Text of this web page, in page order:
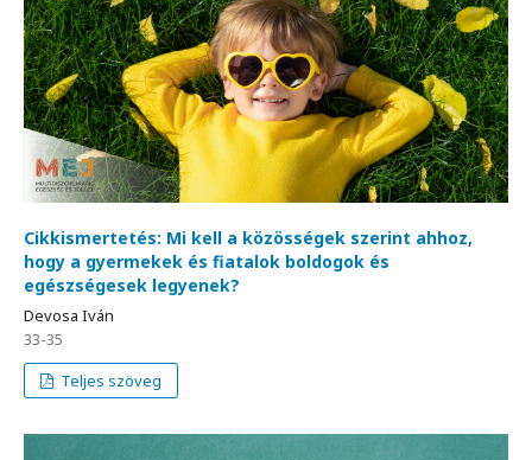
Cikkismertetés: Mi kell a közösségek szerint ahhoz,
hogy a gyermekek és fiatalok boldogok és
egészségesek legyenek?
Devosa Iván
33-35
Teljes szöveg